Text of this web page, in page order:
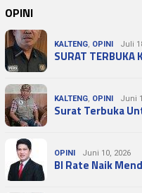
OPINI
KALTENG, OPINI Juli
SURAT TERBUKA
KALTENG, OPINI Juni
Surat Terbuka
OPINI Juni 10, 2026
BI Rate Naik